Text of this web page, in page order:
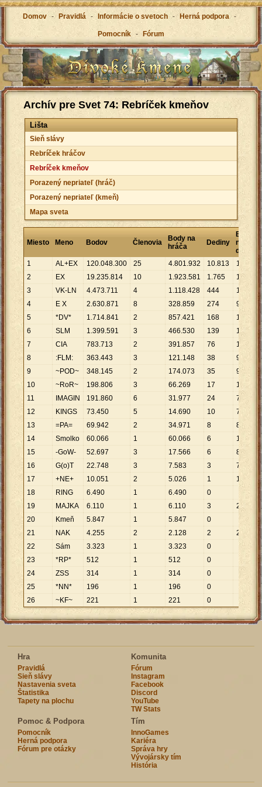
Domov - Pravidlá - Informácie o svetoch - Herná podpora -
Pomocník - Fórum
Archív pre Svet 74: Rebríček kmeňov
Lišta
Sieň slávy
Rebríček hráčov
Rebríček kmeňov
Porazený nepriateľ (hráč)
Porazený nepriateľ (kmeň)
Mapa sveta
Miesto Meno Bodov Členovia
Body na
hráča
Dediny
Bodov
na
dedinu
1
AL+EX 120.048.300 25 4.801.932 10.813 11
2
EX 19.235.814 10 1.923.581 1.765 10
3
VK-LN 4.473.711 4 1.118.428 444 10
076
4
E X 2.630.871 8 328.859 274 9 602
5
*DV* 1.714.841 2 857.421 168 10
207
6
SLM 1.399.591 3 466.530 139 10
7
CIA 783.713 2 391.857 76 10 .
8
:FLM: 363.443 3 121.148 38 9
9
~POD~ 348.145 2 174.073 35 9 .947
10
~RoR~ 198.806 3 66.269 17 11
694
11
IMAGIN 191.860 6 31.977 24 7
12
KINGS 73.450 5 14.690 10 7
345
13
=PA= 69.942 2 34.971 8 8
14
Smolko 60.066 1 60.066 6 10
15
-GoW- 52.697 3 17.566 6 8 .783
16
G(o)T 22.748 3 7.583 3 7
583
17
+NE+ 10.051 2 5.026 1 10
18
RING 6.490 1 6.490
0
19
MAJKA 6.110 1 6.110 3 2 .037
20
Kmeň 5.847 1 5.847
0
21
NAK 4.255 2 2.128 2 2
22
Sám 3.323 1 3.323
0
23
*RP* 512 1 512
0
24
ZSS 314 1 314
0
25
*NN* 196 1 196
0
26
~KF~ 221 1 221 0
Hra
Pravidlá
Sieň slávy
Nastavenia sveta
Štatistika
Tapety na plochu
Komunita
Fórum
Instagram
Facebook
Discord
YouTube
TW Stats
Pomoc & Podpora
Pomocník
Herná podpora
Fórum pre otázky
Tím
InnoGames
Kariéra
Správa hry
Vývojársky tím
História